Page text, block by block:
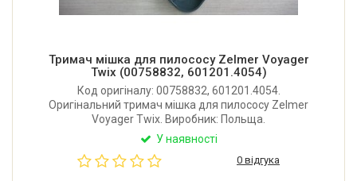
Тримач мішка для пилососу Zelmer Voyager
Twix (00758832, 601201.4054)
Код оригіналу: 00758832, 601201.4054.
Оригінальний тримач мішка для пилососу Zelmer
Voyager Twix. Виробник: Польща.
У наявності
0 відгука